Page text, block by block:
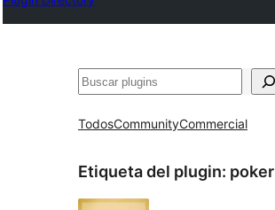
Buscar
TodosCommunityCommercial
Etiqueta del plugin: poker